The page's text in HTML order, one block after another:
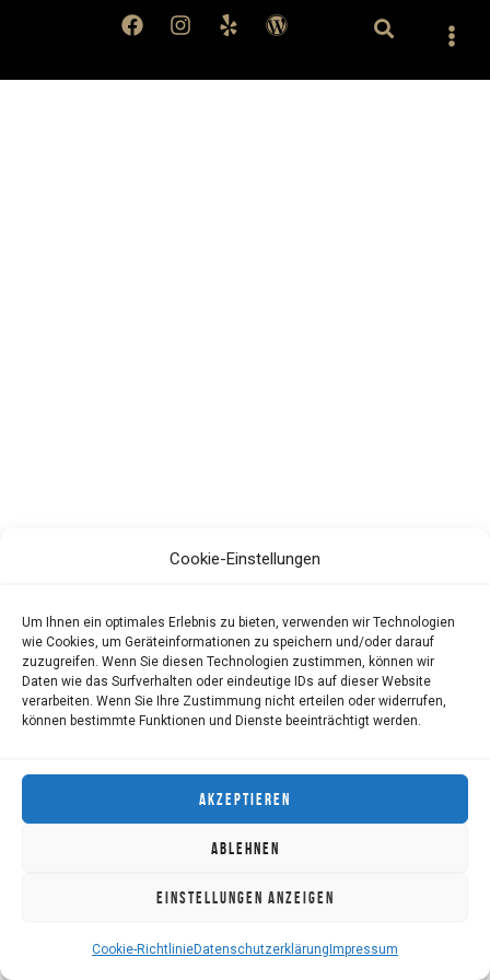
Cookie-Einstellungen
Um Ihnen ein optimales Erlebnis zu bieten, verwenden wir Technologien
wie Cookies, um Geräteinformationen zu speichern und/oder darauf
zuzugreifen. Wenn Sie diesen Technologien zustimmen, können wir
Daten wie das Surfverhalten oder eindeutige IDs auf dieser Website
verarbeiten. Wenn Sie Ihre Zustimmung nicht erteilen oder widerrufen,
können bestimmte Funktionen und Dienste beeinträchtigt werden.
AKZEPTIEREN
ABLEHNEN
EINSTELLUNGEN ANZEIGEN
Cookie-RichtlinieDatenschutzerklärung Impressum